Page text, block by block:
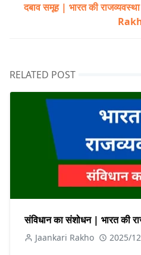
दबाव समूह | भारत की
RELATED POST
संविधान का संशोधन | भारत की
Jaankari Rakho 2025/